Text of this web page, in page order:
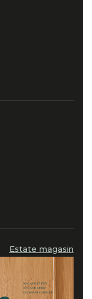
Estate magasin